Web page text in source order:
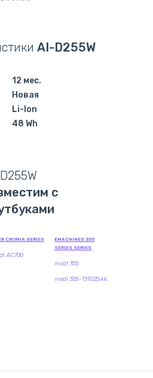
AI-D255W
12 мес.
Новая
Li-Ion
48 Wh
с
CROMIA SERIES
AC700
EMACHINES 355
SERIES SERIES
modl 355
modl 355-131G25ikk